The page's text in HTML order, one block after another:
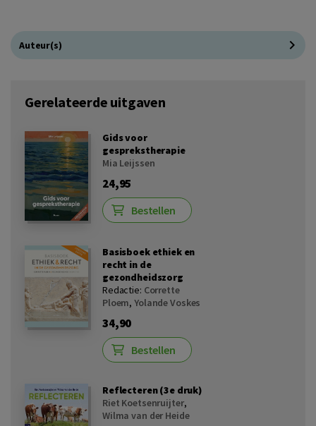
Auteur(s)
Gerelateerde uitgaven
Gids voor
gesprekstherapie
Mia Leijssen
24,95
Bestellen
Basisboek ethiek en
recht in de
gezondheidszorg
Redactie: Corrette
Ploem,Yolande Voskes
34,90
Bestellen
Reflecteren (3e druk)
Riet Koetsenruijter,
Wilma van der Heide